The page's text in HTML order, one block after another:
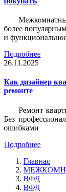
более
и
Подробнее
26.11.2025
Как дизайнер
ремонте
Ремонт
Без
ошибками
Подробнее
Главная
ВФД
ВФД